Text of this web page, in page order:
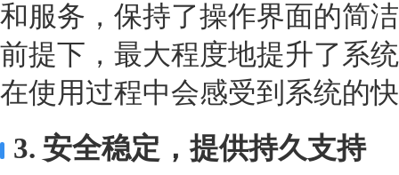
和服务，保持了操作界面的简
前提下，最大程度地提升了系
在使用过程中会感受到系统的
3. 安全稳定，提供持久支持